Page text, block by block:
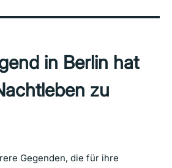
in Berlin hat
zu
Gegenden, die für ihre